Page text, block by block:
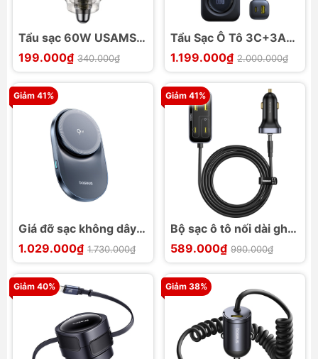
Tẩu sạc 60W USAMS
CC208 C39 1C+1U
199.000₫ 340.000₫
Tẩu Sạc Ô Tô 3C+3A
Baseus PrimeTrip VW1
105W kèm cáp thu gọn
60W
1.199.000₫ 2.000.000₫
Giảm 41%
Giá đỡ sạc không dây
từ tính Baseus
PrimeTrip VC1 Pro Qi2
1.029.000₫ 1.730.000₫
Giảm 41%
Bộ sạc ô tô nối dài ghế
sau Baseus L1 3U+3C
589.000₫ 990.000₫
Giảm 40% Giảm 38%